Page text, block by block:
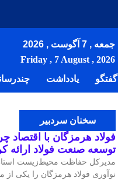
جمعه , 7 آگوست , 2026
Friday , 7 August , 2026
گفتگو یادداشت
سخنان سردبیر
فولاد هرمزگان با اقتصاد
توسعه صنعت فولاد ارائه
مدیرکل حفاظت محیط‌زیست
نوآوری فولاد هرمزگان را یکی